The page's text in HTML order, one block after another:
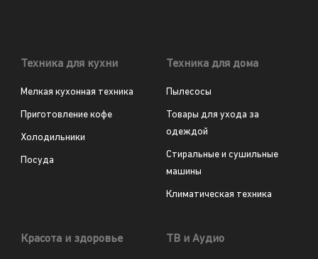
Техника для кухни
Мелкая кухонная техника
Приготовление кофе
Холодильники
Посуда
Техника для дома
Пылесосы
Товары для ухода за
одеждой
Стиральные и сушильные
машины
Климатическая техника
Красота и здоровье ТВ и Аудио